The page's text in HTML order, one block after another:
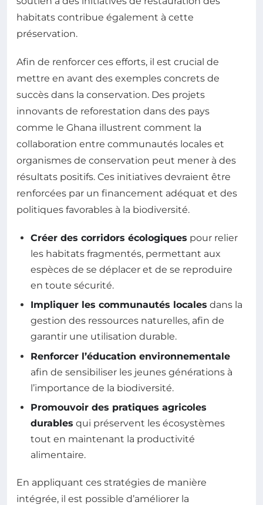
habitats contribue également à cette
préservation.
Afin de renforcer ces efforts, il est crucial de
mettre en avant des exemples concrets de
succès dans la conservation. Des projets
innovants de reforestation dans des pays
comme le Ghana illustrent comment la
collaboration entre communautés locales et
organismes de conservation peut mener à des
résultats positifs. Ces initiatives devraient être
renforcées par un financement adéquat et des
politiques favorables à la biodiversité.
Créer des corridors écologiques pour relier
les habitats fragmentés, permettant aux
espèces de se déplacer et de se reproduire
en toute sécurité.
Impliquer les communautés locales dans la
gestion des ressources naturelles, afin de
garantir une utilisation durable.
Renforcer l’éducation environnementale
afin de sensibiliser les jeunes générations à
l’importance de la biodiversité.
Promouvoir des pratiques agricoles
durables qui préservent les écosystèmes
tout en maintenant la productivité
alimentaire.
En appliquant ces stratégies de manière
intégrée, il est possible d’améliorer la